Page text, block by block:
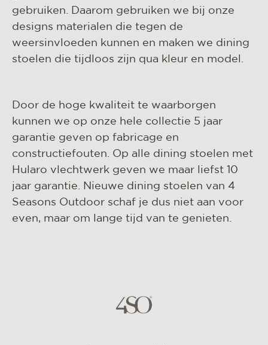
gebruiken. Daarom gebruiken we bij onze
designs materialen die tegen de
weersinvloeden kunnen en maken we dining
stoelen die tijdloos zijn qua kleur en model.
Door de hoge kwaliteit te waarborgen
kunnen we op onze hele collectie 5 jaar
garantie geven op fabricage en
constructiefouten. Op alle dining stoelen met
Hularo vlechtwerk geven we maar liefst 10
jaar garantie. Nieuwe dining stoelen van 4
Seasons Outdoor schaf je dus niet aan voor
even, maar om lange tijd van te genieten.